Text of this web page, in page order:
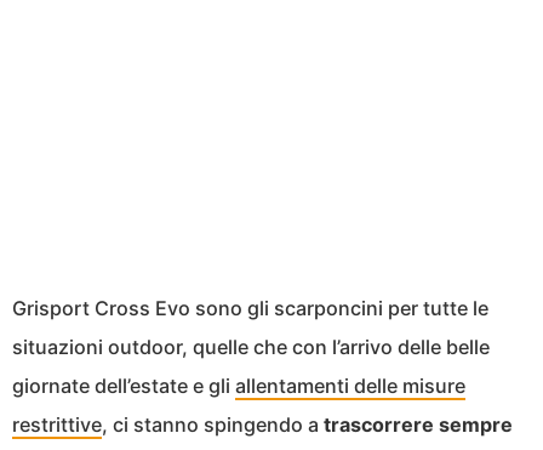
Grisport Cross Evo sono gli scarponcini per tutte le
situazioni outdoor, quelle che con l’arrivo delle belle
giornate dell’estate e gli allentamenti delle misure
restrittive, ci stanno spingendo a trascorrere sempre